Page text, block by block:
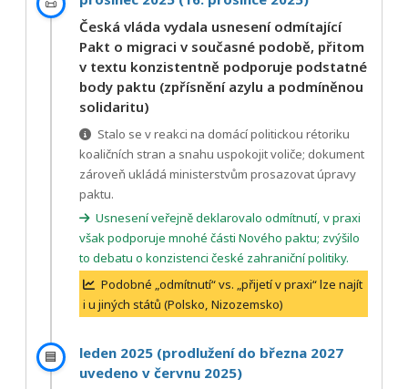
Česká vláda vydala usnesení odmítající
Pakt o migraci v současné podobě, přitom
v textu konzistentně podporuje podstatné
body paktu (zpřísnění azylu a podmíněnou
solidaritu)
Stalo se v reakci na domácí politickou rétoriku
koaličních stran a snahu uspokojit voliče; dokument
zároveň ukládá ministerstvům prosazovat úpravy
paktu.
Usnesení veřejně deklarovalo odmítnutí, v praxi
však podporuje mnohé části Nového paktu; zvýšilo
to debatu o konzistenci české zahraniční politiky.
Podobné „odmítnutí“ vs. „přijetí v praxi“ lze najít
i u jiných států (Polsko, Nizozemsko)
🟦
leden 2025 (prodlužení do března 2027
uvedeno v červnu 2025)